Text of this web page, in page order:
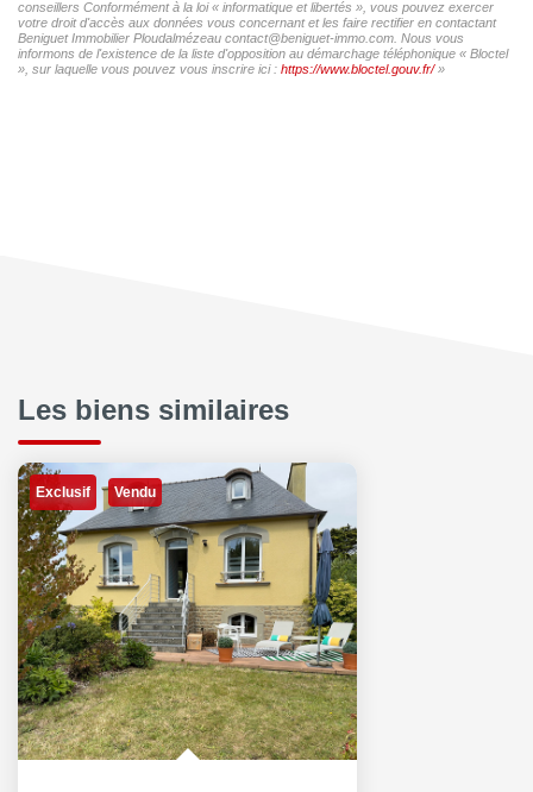
conseillers Conformément à la loi « informatique et libertés », vous pouvez exercer
votre droit d'accès aux données vous concernant et les faire rectifier en contactant
Beniguet Immobilier Ploudalmézeau contact@beniguet-immo.com. Nous vous
informons de l'existence de la liste d'opposition au démarchage téléphonique « Bloctel
», sur laquelle vous pouvez vous inscrire ici : https://www.bloctel.gouv.fr/»
Les biens similaires
Exclusif Vendu